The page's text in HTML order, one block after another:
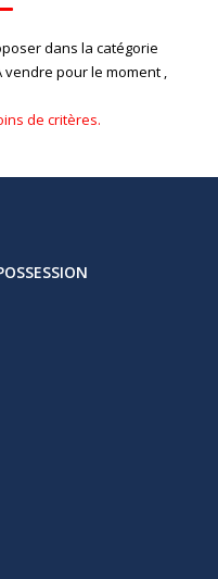
dans la catégorie
vendre pour le moment ,
de critères.